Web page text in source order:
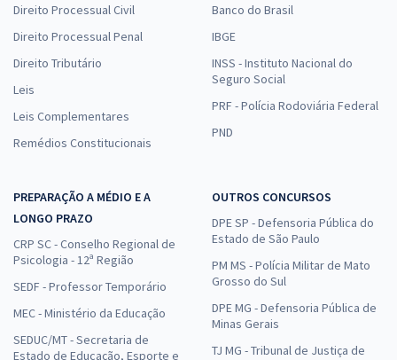
Direito Processual Civil
Direito Processual Penal
Direito Tributário
Leis
Leis Complementares
Remédios Constitucionais
Banco do Brasil
IBGE
INSS - Instituto Nacional do
Seguro Social
PRF - Polícia Rodoviária Federal
PND
PREPARAÇÃO A MÉDIO E A
LONGO PRAZO
CRP SC - Conselho Regional de
Psicologia - 12ª Região
SEDF - Professor Temporário
MEC - Ministério da Educação
SEDUC/MT - Secretaria de
Estado de Educação, Esporte e
OUTROS CONCURSOS
DPE SP - Defensoria Pública do
Estado de São Paulo
PM MS - Polícia Militar de Mato
Grosso do Sul
DPE MG - Defensoria Pública de
Minas Gerais
TJ MG - Tribunal de Justiça de